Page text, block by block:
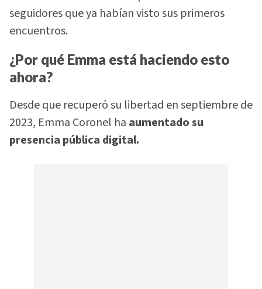
seguidores que ya habían visto sus primeros
encuentros.
¿Por qué Emma está haciendo esto
ahora?
Desde que recuperó su libertad en septiembre de
2023, Emma Coronel ha aumentado su
presencia pública digital.